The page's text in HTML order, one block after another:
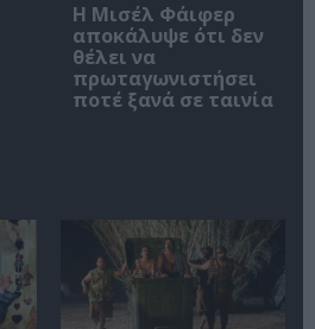
Η Μισέλ Φάιφερ
αποκάλυψε ότι δεν
θέλει να
πρωταγωνιστήσει
ποτέ ξανά σε ταινία